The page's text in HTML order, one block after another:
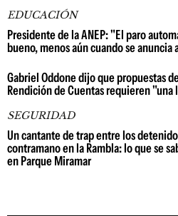
EDUCACIÓN
Presidente de la ANEP: "El paro
bueno, menos aún cuando se anuncia
Gabriel Oddone dijo que propuestas
Rendición de Cuentas requieren "una
SEGURIDAD
Un cantante de trap entre los
contramano en la Rambla: lo que se
en Parque Miramar